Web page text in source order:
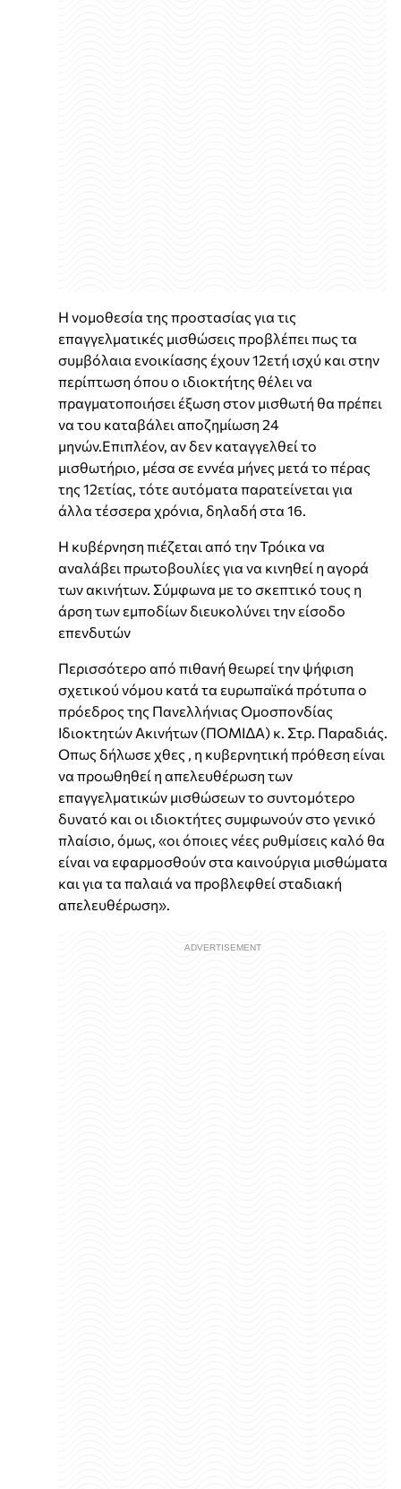
Η νομοθεσία της προστασίας για τις
επαγγελματικές μισθώσεις προβλέπει πως τα
συμβόλαια ενοικίασης έχουν 12ετή ισχύ και στην
περίπτωση όπου ο ιδιοκτήτης θέλει να
πραγματοποιήσει έξωση στον μισθωτή θα πρέπει
να του καταβάλει αποζημίωση 24
μηνών.Επιπλέον, αν δεν καταγγελθεί το
μισθωτήριο, μέσα σε εννέα μήνες μετά το πέρας
της 12ετίας, τότε αυτόματα παρατείνεται για
άλλα τέσσερα χρόνια, δηλαδή στα 16.
Η κυβέρνηση πιέζεται από την Τρόικα να
αναλάβει πρωτοβουλίες για να κινηθεί η αγορά
των ακινήτων. Σύμφωνα με το σκεπτικό τους η
άρση των εμποδίων διευκολύνει την είσοδο
επενδυτών
Περισσότερο από πιθανή θεωρεί την ψήφιση
σχετικού νόμου κατά τα ευρωπαϊκά πρότυπα ο
πρόεδρος της Πανελλήνιας Ομοσπονδίας
Ιδιοκτητών Ακινήτων (ΠΟΜΙΔΑ) κ. Στρ. Παραδιάς.
Οπως δήλωσε χθες , η κυβερνητική πρόθεση είναι
να προωθηθεί η απελευθέρωση των
επαγγελματικών μισθώσεων το συντομότερο
δυνατό και οι ιδιοκτήτες συμφωνούν στο γενικό
πλαίσιο, όμως, «οι όποιες νέες ρυθμίσεις καλό θα
είναι να εφαρμοσθούν στα καινούργια μισθώματα
και για τα παλαιά να προβλεφθεί σταδιακή
απελευθέρωση».